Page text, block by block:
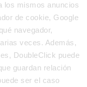
los mismos anuncios
de cookie, Google
navegador,
veces. Además,
DoubleClick puede
guardan relación
ser el caso